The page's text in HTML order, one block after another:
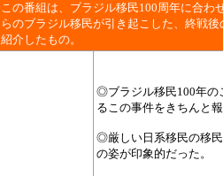
この番組は、ブラジル移民100周年に合わ
らのブラジル移民が引き起こした、終戦
紹介したもの。
◎ブラジル移民100年の
るこの事件をきちんと
◎厳しい日系移民の移
の姿が印象的だった。